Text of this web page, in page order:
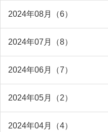
2024年08月（6）
2024年07月（8）
2024年06月（7）
2024年05月（2）
2024年04月（4）